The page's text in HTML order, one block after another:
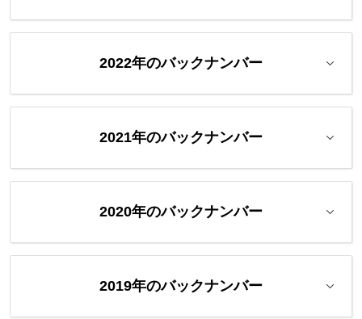
2022年のバックナンバー
2021年のバックナンバー
2020年のバックナンバー
2019年のバックナンバー